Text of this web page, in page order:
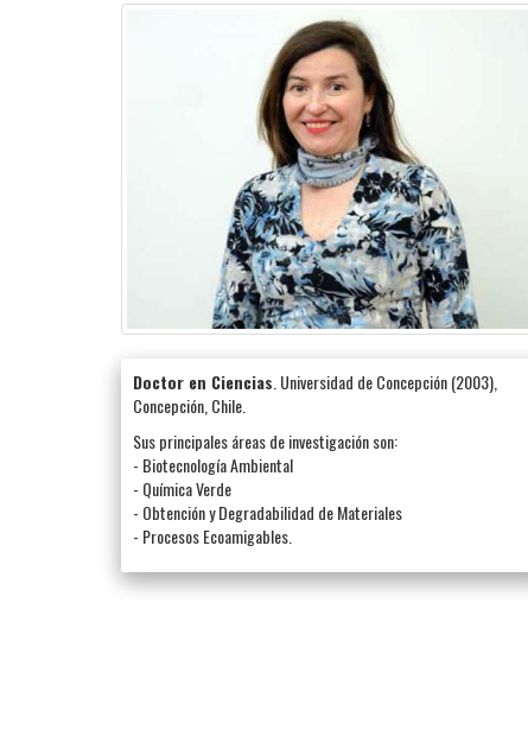
Doctor en Ciencias . Universidad de Concepción (2003),
Concepción, Chile.
Sus principales áreas de investigación son:
- Biotecnología Ambiental
- Química Verde
- Obtención y Degradabilidad de Materiales
- Procesos Ecoamigables.